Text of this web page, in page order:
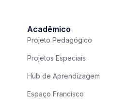
Acadêmico
Projeto Pedagógico
Projetos Especiais
Hub de Aprendizagem
Espaço Francisco